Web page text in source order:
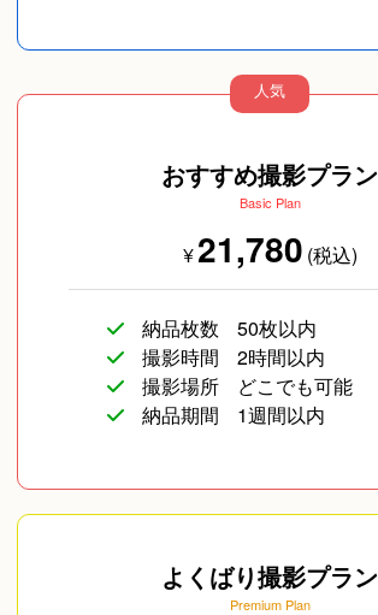
人気
おすすめ撮影プラン
Basic Plan
¥21,780 (税込)
納品枚数
50枚以内
撮影時間
2時間以内
撮影場所
どこでも可能
納品期間
1週間以内
よくばり撮影プラン
Premium Plan